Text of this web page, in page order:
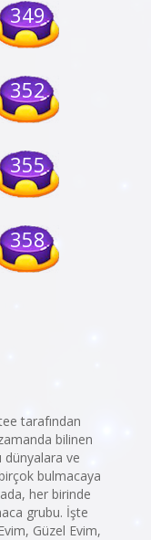
349
352
355
358
tarafından
bilinen
dünyalara ve
bulmacaya
her birinde
grubu. İşte
Güzel Evim,